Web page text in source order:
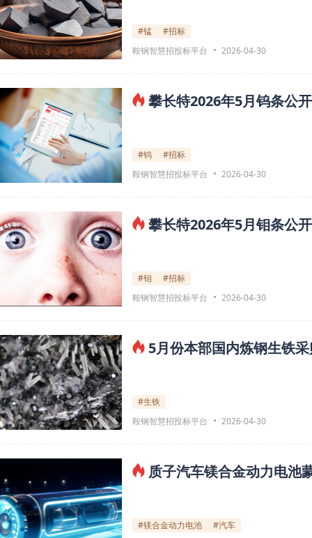
#锰
#招标
鞍钢智慧招投标平台
2026-04-30
攀长特2026年5月钨条公
#钨
#招标
鞍钢智慧招投标平台
2026-04-30
攀长特2026年5月钼条公
#钼
#招标
鞍钢智慧招投标平台
2026-04-30
5月份本部国内炼钢生铁
#生铁
鞍钢智慧招投标平台
2026-04-30
质子汽车镁合金动力电池
#镁合金动力电池
#汽车